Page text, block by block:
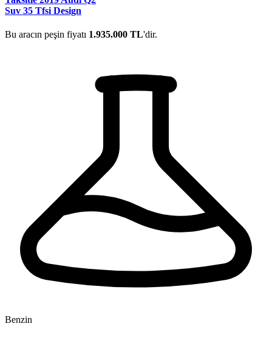
Suv 35 Tfsi Design
Bu aracın peşin fiyatı 1.935.000 TL'dir.
Benzin